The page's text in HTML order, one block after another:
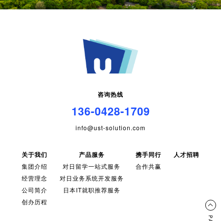
咨询热线
136-0428-1709
info@ust-solution.com
关于我们
集团介绍
经营理念
公司简介
创办历程
产品服务
对日留学一站式服务
对日业务系统开发服务
日本IT就职推荐服务
携手同行
合作共赢
人才招聘